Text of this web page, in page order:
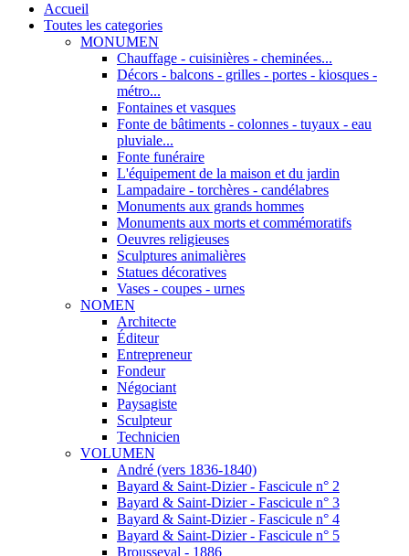
Accueil
Toutes les categories
MONUMEN
Chauffage - cuisinières - cheminées...
Décors - balcons - grilles - portes - kiosques -
métro...
Fontaines et vasques
Fonte de bâtiments - colonnes - tuyaux - eau
pluviale...
Fonte funéraire
L'équipement de la maison et du jardin
Lampadaire - torchères - candélabres
Monuments aux grands hommes
Monuments aux morts et commémoratifs
Oeuvres religieuses
Sculptures animalières
Statues décoratives
Vases - coupes - urnes
NOMEN
Architecte
Éditeur
Entrepreneur
Fondeur
Négociant
Paysagiste
Sculpteur
Technicien
VOLUMEN
André (vers 1836-1840)
Bayard & Saint-Dizier - Fascicule n° 2
Bayard & Saint-Dizier - Fascicule n° 3
Bayard & Saint-Dizier - Fascicule n° 4
Bayard & Saint-Dizier - Fascicule n° 5
Brousseval - 1886